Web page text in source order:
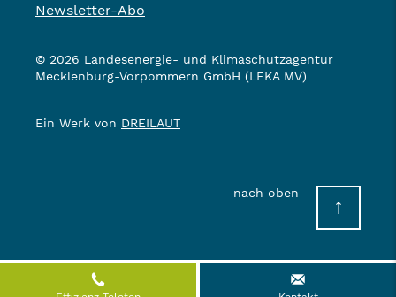
Newsletter-Abo
© 2026 Landesenergie- und Klimaschutzagentur
Mecklenburg-Vorpommern GmbH (LEKA MV)
Ein Werk von DREILAUT
nach oben
↑